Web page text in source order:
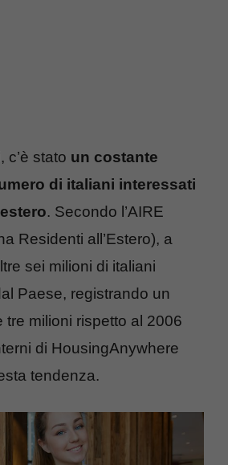
c’è stato un costante
di italiani interessati
. Secondo l’AIRE
Residenti all’Estero), a
sei milioni di italiani
Paese, registrando un
tre milioni rispetto al 2006
di HousingAnywhere
tendenza.